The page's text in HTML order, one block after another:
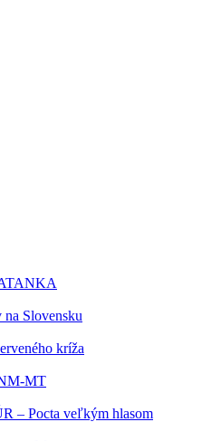
Slovensku
kríža
MT
– Pocta veľkým hlasom